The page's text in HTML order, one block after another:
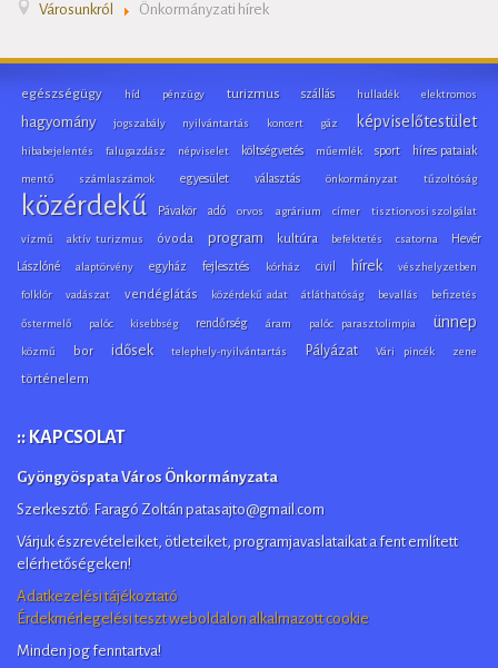
Városunkról Önkormányzati hírek
egészségügy híd pénzügy turizmus szállás hulladék elektromos
hagyomány jogszabály nyilvántartás koncert gáz képviselőtestület
hibabejelentés falugazdász népviselet költségvetés műemlék sport híres pataiak
mentő számlaszámok egyesület választás önkormányzat tűzoltóság
közérdekű Pávakör adó orvos agrárium címer tisztiorvosi szolgálat
vízmű aktív turizmus óvoda program kultúra befektetés csatorna Hevér
Lászlóné alaptörvény egyház fejlesztés kórház civil hírek vészhelyzetben
folklór vadászat vendéglátás közérdekű adat átláthatóság bevallás befizetés
őstermelő palóc kisebbség rendőrség áram palóc parasztolimpia ünnep
közmű bor idősek telephely-nyilvántartás Pályázat Vári pincék zene
történelem
:: KAPCSOLAT
Gyöngyöspata Város Önkormányzata
Szerkesztő: Faragó Zoltán patasajto@gmail.com
Várjuk észrevételeiket, ötleteiket, programjavaslataikat a fent említett
elérhetőségeken!
Adatkezelési tájékoztató
Érdekmérlegelési teszt weboldalon alkalmazott cookie
Minden jog fenntartva!